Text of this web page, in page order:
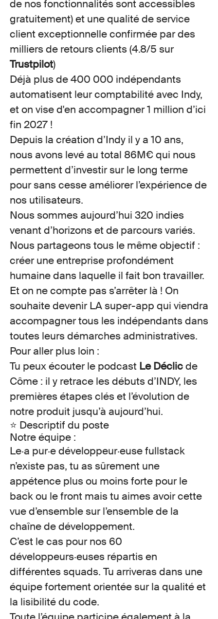
de nos fonctionnalités sont accessibles
gratuitement) et une qualité de service
client exceptionnelle confirmée par des
milliers de retours clients (4.8/5 sur
Trustpilot)
Déjà plus de400 000 indépendants
automatisent leur comptabilité avec Indy,
et on vise d'en accompagner 1 million d’ici
fin 2027 !
Depuis la création d’Indy il y a 10 ans,
nous avons levé au total 86M€qui nous
permettent d’investir sur le long terme
pour sans cesse améliorer l’expérience de
nos utilisateurs.
Nous sommes aujourd’hui 320 indies
venant d’horizons et de parcours variés.
Nous partageons tous le même objectif :
créer une entreprise profondément
humaine dans laquelle il fait bon travailler.
Et on ne compte pas s’arrêter là ! On
souhaite devenir LA super-app qui viendra
accompagner tous les indépendants dans
toutes leurs démarches administratives.
Pour aller plus loin :
Tu peux écouter le podcast Le Déclicde
Côme : il y retrace les débuts d’INDY, les
premières étapes clés et l’évolution de
notre produit jusqu’à aujourd’hui.
⭐ Descriptif du poste
Notre équipe :
Le·a pur·e développeur·euse fullstack
n’existe pas, tu as sûrement une
appétence plus ou moins forte pour le
back ou le front mais tu aimes avoir cette
vue d’ensemble sur l’ensemble de la
chaîne de développement.
C’est le cas pour nos 60
développeurs·euses répartis en
différentes squads. Tu arriveras dans une
équipe fortement orientée surla qualité et
la lisibilité du code.